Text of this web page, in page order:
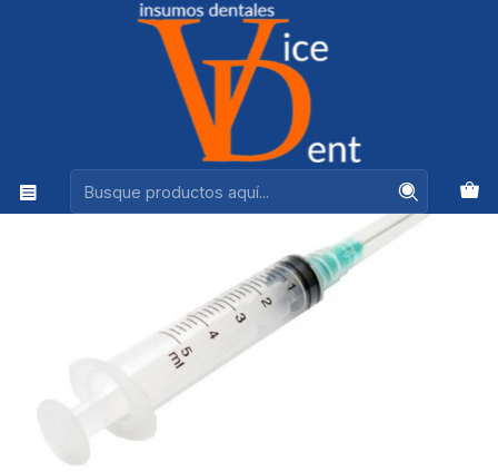
Ventas +56944575313
DESECHABLES JERINGA DESECHABLE 5 ML UNIDAD